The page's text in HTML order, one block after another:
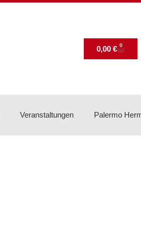
0,00€ 0
Veranstaltungen Palermo